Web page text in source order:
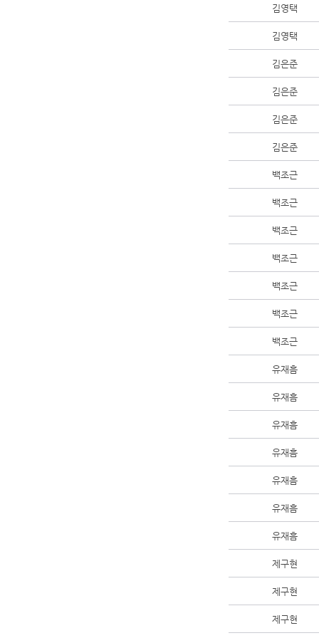
김영택
김영택
김은준
김은준
김은준
김은준
백조근
백조근
백조근
백조근
백조근
백조근
백조근
유재흠
유재흠
유재흠
유재흠
유재흠
유재흠
유재흠
제구현
제구현
제구현